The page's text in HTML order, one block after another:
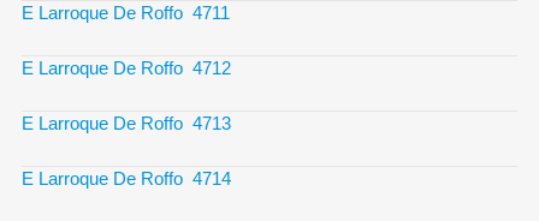
E Larroque De Roffo 4711
E Larroque De Roffo 4712
E Larroque De Roffo 4713
E Larroque De Roffo 4714